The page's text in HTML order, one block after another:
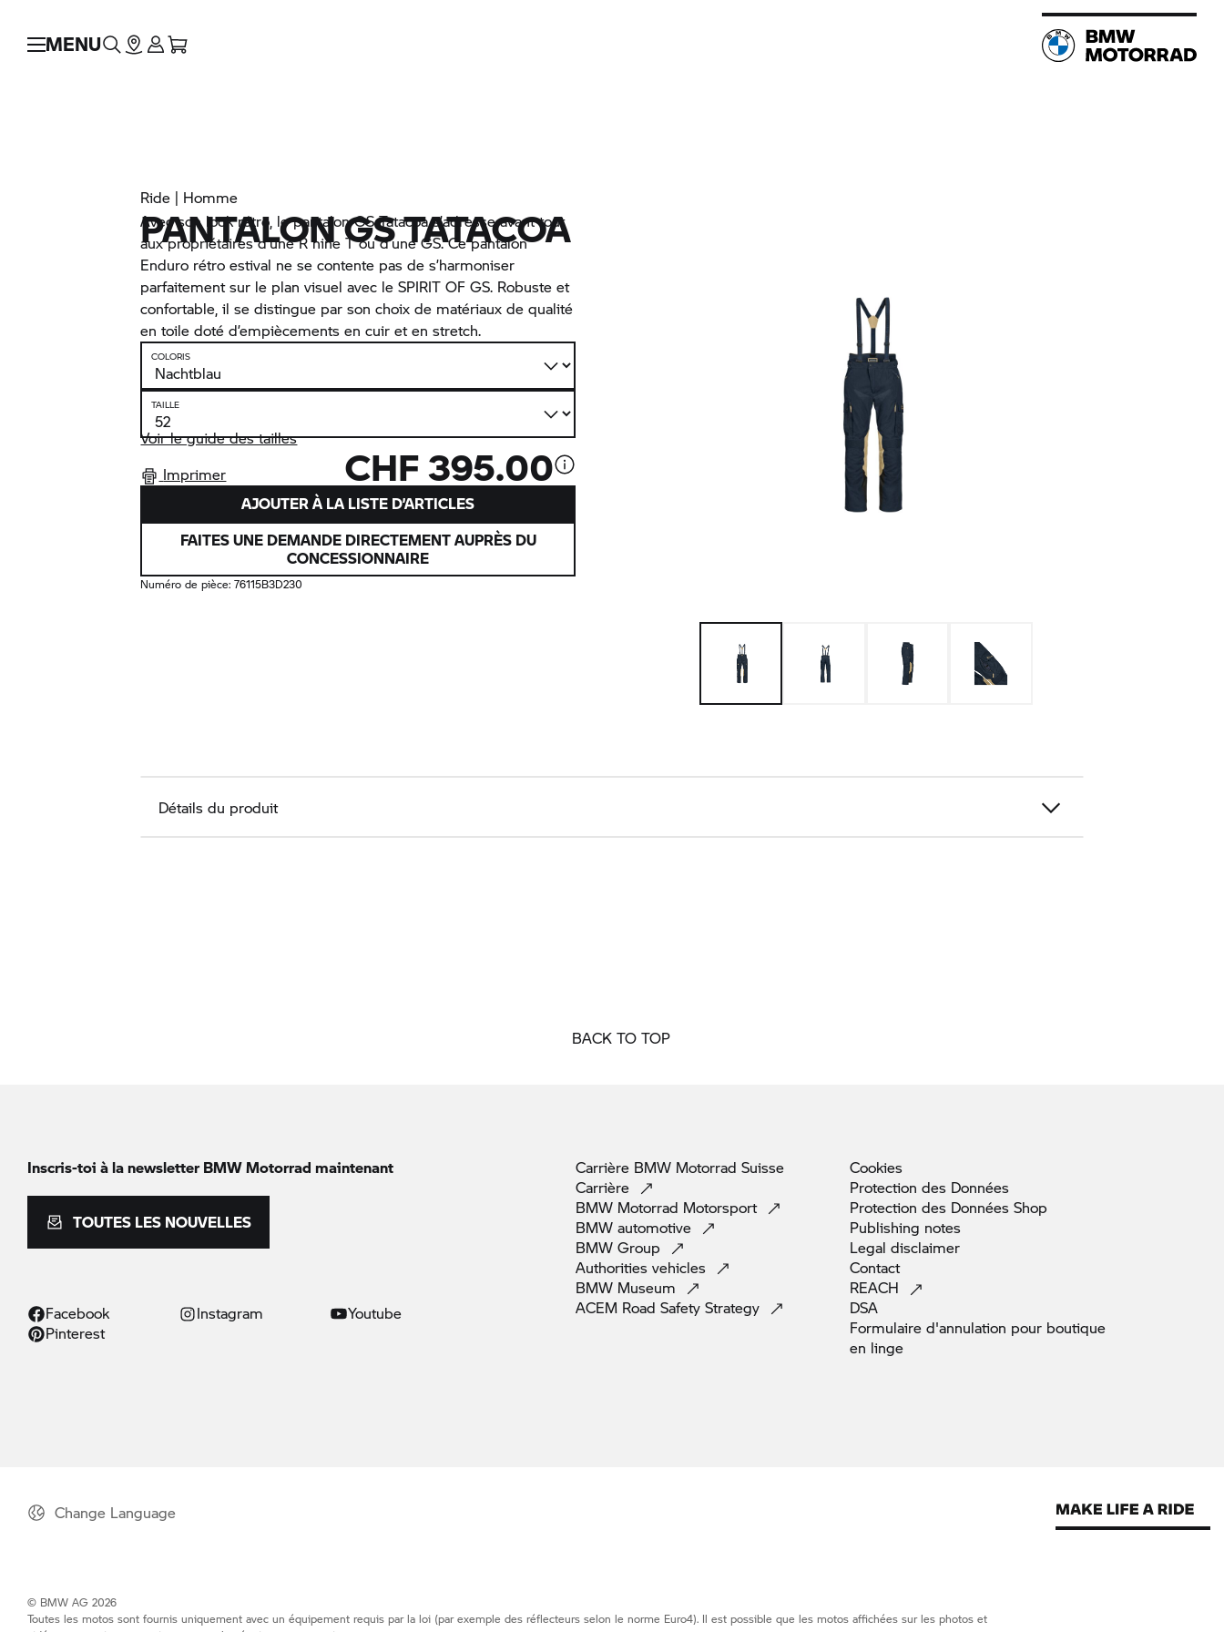
MENU
Ride | Homme
PANTALON GS TATACOA
Avec son look rétro, le pantalon GS Tatacoa s’adresse avant tout
aux propriétaires d’une R nine T ou d’une GS. Ce pantalon
Enduro rétro estival ne se contente pas de s’harmoniser
parfaitement sur le plan visuel avec le SPIRIT OF GS. Robuste et
confortable, il se distingue par son choix de matériaux de qualité
en toile doté d’empiècements en cuir et en stretch.
COLORIS
TAILLE
Voir le guide des tailles
Imprimer
CHF 395.00
AJOUTER À LA LISTE D’ARTICLES
FAITES UNE DEMANDE DIRECTEMENT AUPRÈS DU
CONCESSIONNAIRE
Numéro de pièce:76115B3D230
Détails du produit
BACK TO TOP
Inscris-toi à la newsletterBMW Motorrad maintenant
TOUTES LES NOUVELLES
Facebook Instagram
Youtube
Pinterest
Carrière BMW Motorrad Suisse
Carrière
BMW Motorrad Motorsport
BMW automotive
BMW Group
Authorities vehicles
BMW Museum
ACEM Road Safety Strategy
Cookies
Protection des Données
Protection des Données Shop
Publishing notes
Legal disclaimer
Contact
REACH
DSA
Formulaire d'annulation pour boutique
en linge
Change Language
© BMW AG 2026
Toutes les motos sont fournis uniquement avec un équipement requis par la loi (par exemple des réflecteurs selon le norme Euro4). Il est possible que les motos affichées sur les photos et